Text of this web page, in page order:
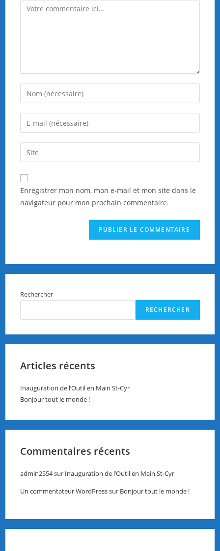
Comment
Enter
your
name
comment
Enter
your
email
address
comment
Saisir
l’URL
de
votre
(facultatif)
Enregistrer mon nom, mon e-mail et mon site dans le
navigateur pour mon prochain commentaire.
Rechercher
RECHERCHER
Articles récents
Inauguration de l’Outil en Main St-Cyr
Bonjour tout le monde !
Commentaires récents
admin2554sur Inauguration de l’Outil en Main St-Cyr
Un commentateur WordPresssur Bonjour tout le monde !